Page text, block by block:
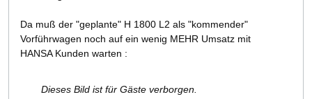
Da muß der "geplante" H 1800 L2 als "kommender"
Vorführwagen noch auf ein wenig MEHR Umsatz mit
HANSA Kunden warten :
Dieses Bild ist für Gäste verborgen.